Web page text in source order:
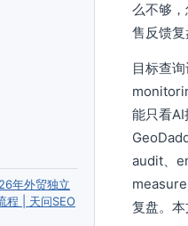
年外贸独立
程 | 天问SEO
么不够
售反馈
目标查
能只看
audit、
复盘。